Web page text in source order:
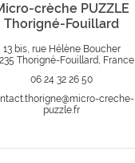
crèche PUZZLE
Thorigné-Fouillard
13 bis, rue Hélène Boucher
Thorigné-Fouillard, France
06 24 32 26 50
creche-
puzzle.fr